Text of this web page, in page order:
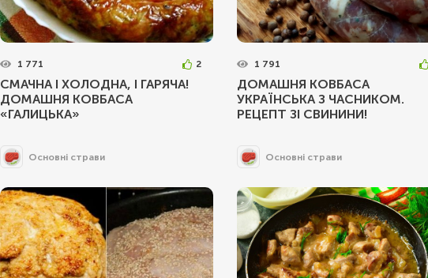
1 771 2
СМАЧНА І ХОЛОДНА, І ГАРЯЧА!
ДОМАШНЯ КОВБАСА
«ГАЛИЦЬКА»
Основні страви
1 791
ДОМАШНЯ КОВБАСА
УКРАЇНСЬКА З ЧАСНИКОМ.
РЕЦЕПТ ЗІ СВИНИНИ!
Основні страви